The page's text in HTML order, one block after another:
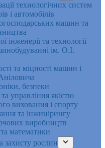
технологічних систем
і автомобілів
машин та
інженерії та технології
ім. О.І.
та міцності машин і
безпеки
управління якістю
виховання і спорту
та інжинірингу
виробництв
математики
захисту рослин